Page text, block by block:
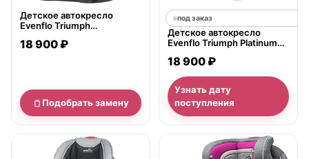
Детское автокресло
Evenflo Triumph
Эвенфло Триумф
18 900 ₽
Подобрать замену
под заказ
Детское автокресло
Evenflo Triumph Platinum
Платинум Сериз
18 900 ₽
Узнать дату
поступления